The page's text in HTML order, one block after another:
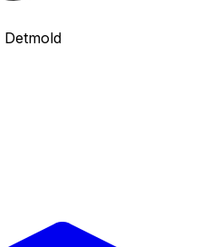
Detmold